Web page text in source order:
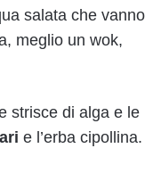
salata che vanno
meglio un wok,
strisce di alga e le
e l’erba cipollina.